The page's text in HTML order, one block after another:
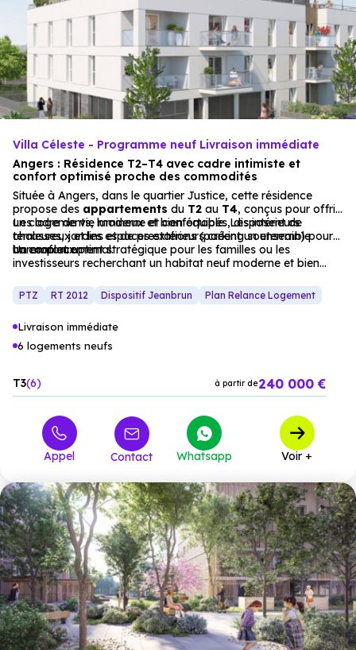
Villa Céleste - Programme neuf Livraison immédiate
Angers : Résidence T2–T4 avec cadre intimiste et
confort optimisé proche des commodités
Située à Angers, dans le quartier Justice, cette résidence
propose des appartements du T2 au T4, conçus pour offrir
un cadre de vie moderne et confortable. Les intérieurs
chaleureux et les espaces extérieurs créent un ensemble
harmonieux.
Les logements, lumineux et bien équipés, disposent de
terrasses, jardins et de prestations (parking souterrain) pour
un confort optimal.
Un emplacement stratégique pour les familles ou les
investisseurs recherchant un habitat neuf moderne et bien
PTZ RT 2012 Dispositif Jeanbrun Plan Relance Logement
Livraison immédiate
6 logements neufs
T3 6 à partir de240 000 €
Appel Contact Whatsapp Voir +